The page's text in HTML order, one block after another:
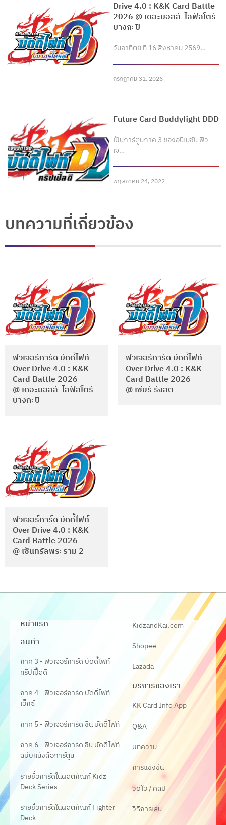
Drive 4.0 : K&K Card Battle
2026 @ เดอะมอลล์ ไลฟ์สโตร์
บางกะปิ
วันอาทิตย์ ที่ 16 สิงหาคม 2569…
กรกฎาคม 31, 2026
Future Card Buddyfight DDD
เป็นการ์ตูนภาค 3 ของอนิเมชั่น ฟิว
เจ…
พฤษภาคม 24, 2022
บทความที่เกี่ยวข้อง
ฟิวเจอร์การ์ด บัดดี้ไฟท์
Over Drive 4.0 : K&K
Card Battle 2026
@ เดอะมอลล์ ไลฟ์สโตร์
บางกะปิ
ฟิวเจอร์การ์ด บัดดี้ไฟท์
Over Drive 4.0 : K&K
Card Battle 2026
@ เซียร์ รังสิต
ฟิวเจอร์การ์ด บัดดี้ไฟท์
Over Drive 4.0 : K&K
Card Battle 2026
@ เซ็นทรัลพระราม 2
หน้าแรก
สินค้า
ภาค 3 - ฟิวเจอร์การ์ด บัดดี้ไฟท์
ทริปเปิ้ลดี
ภาค 4 - ฟิวเจอร์การ์ด บัดดี้ไฟท์
เอ็กซ์
ภาค 5 - ฟิวเจอร์การ์ด ชิน บัดดี้ไฟท์
ภาค 6 - ฟิวเจอร์การ์ด ชิน บัดดี้ไฟท์
ฉบับหนังสือการ์ตูน
รายชื่อการ์ดในผลิตภัณฑ์ Kidz
Deck Series
รายชื่อการ์ดในผลิตภัณฑ์ Fighter
Deck
KidzandKai.com
Shopee
Lazada
บริการของเรา
KK Card Info App
Q&A
บทความ
การแข่งขัน
วิดีโอ / คลิป
วิธีการเล่น